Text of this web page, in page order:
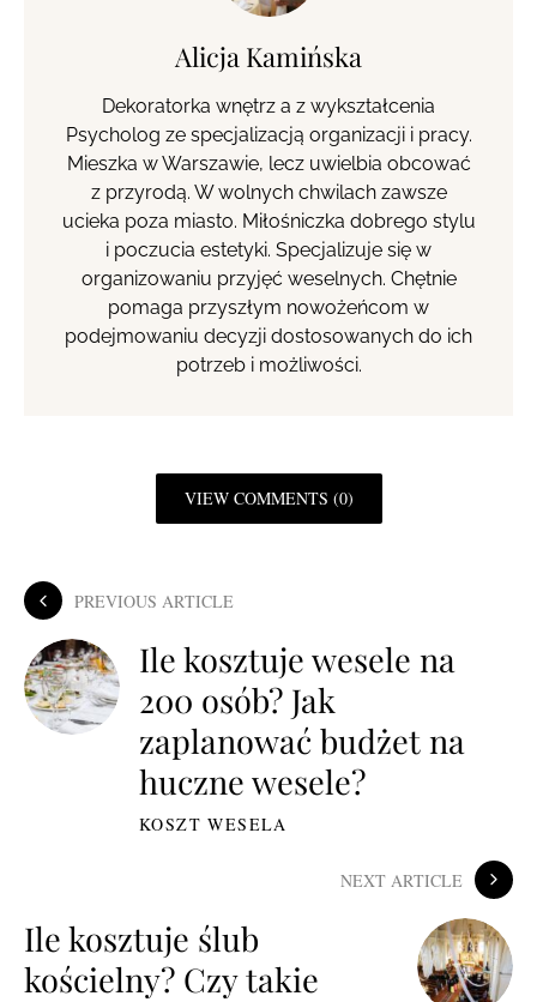
Alicja Kamińska
Dekoratorka wnętrz a z wykształcenia
Psycholog ze specjalizacją organizacji i pracy.
Mieszka w Warszawie, lecz uwielbia obcować
z przyrodą. W wolnych chwilach zawsze
ucieka poza miasto. Miłośniczka dobrego stylu
i poczucia estetyki. Specjalizuje się w
organizowaniu przyjęć weselnych. Chętnie
pomaga przyszłym nowożeńcom w
podejmowaniu decyzji dostosowanych do ich
potrzeb i możliwości.
VIEW COMMENTS (0)
PREVIOUS ARTICLE
Ile kosztuje wesele na
200 osób? Jak
zaplanować budżet na
huczne wesele?
KOSZT WESELA
NEXT ARTICLE
Ile kosztuje ślub
kościelny? Czy takie